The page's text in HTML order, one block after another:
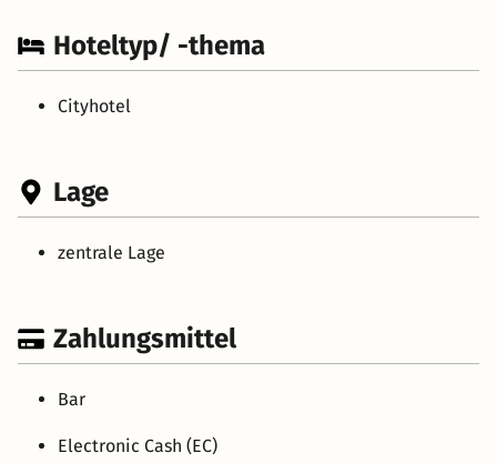
Hoteltyp/ -thema
Cityhotel
Lage
zentrale Lage
Zahlungsmittel
Bar
Electronic Cash (EC)